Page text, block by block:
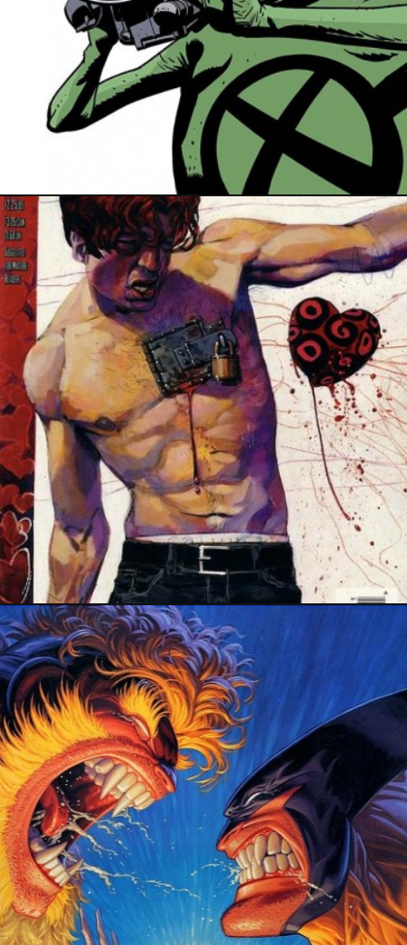
30 août 2016
13 mai 2016